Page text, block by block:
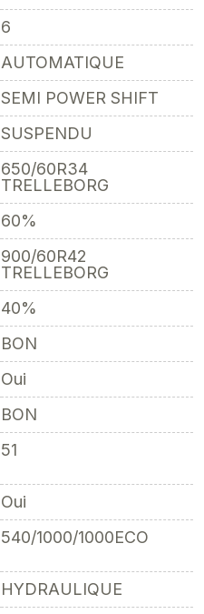
6
AUTOMATIQUE
SEMI POWER SHIFT
SUSPENDU
650/60R34
TRELLEBORG
60%
900/60R42
TRELLEBORG
40%
BON
Oui
BON
51
Oui
540/1000/1000ECO
HYDRAULIQUE